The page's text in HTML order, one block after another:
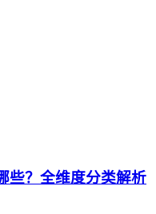
些？全维度分类解析